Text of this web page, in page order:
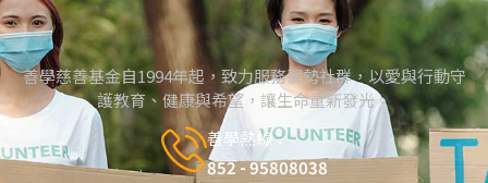
善學慈善基金自1994年起，致力服務弱勢社群，以愛與行動守
護教育、健康與希望，讓生命重新發光。
善學熱線：
852 - 95808038